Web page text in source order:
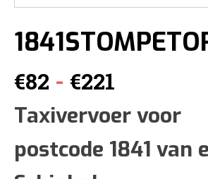
€82 - €221
€82
tot
Taxivervoer voor
postcode 1841 van